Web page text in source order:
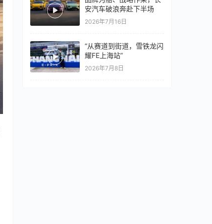
安汽车破浪奔赴下半场
2026年7月16日
“从赛道到街道，雪铁龙闪
耀FE上海站”
2026年7月8日